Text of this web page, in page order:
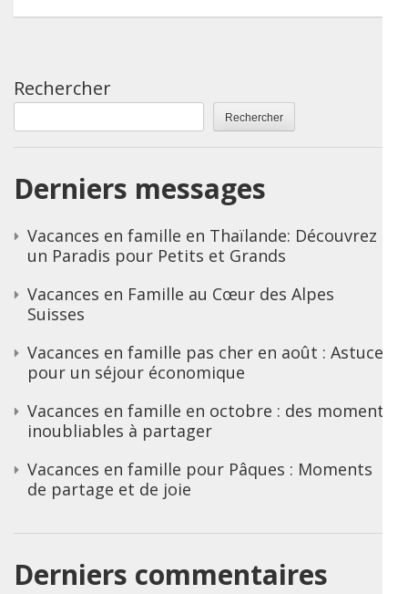
Rechercher
Rechercher
Derniers messages
Vacances en famille en Thaïlande: Découvrez
un Paradis pour Petits et Grands
Vacances en Famille au Cœur des Alpes
Suisses
Vacances en famille pas cher en août : Astuces
pour un séjour économique
Vacances en famille en octobre : des moments
inoubliables à partager
Vacances en famille pour Pâques : Moments
de partage et de joie
Derniers commentaires